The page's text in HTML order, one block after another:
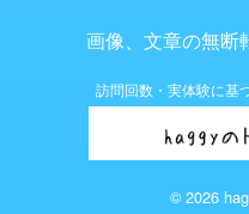
画像、文章の無断
訪問回数・実体験に基
© 2026